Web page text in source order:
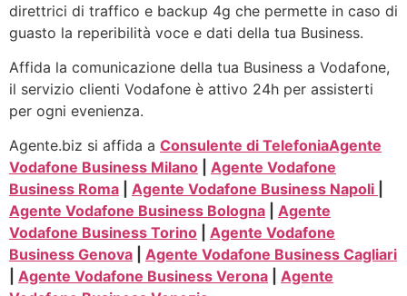
direttrici di traffico e backup 4g che permette in caso di
guasto la reperibilità voce e dati della tua Business.
Affida la comunicazione della tua Business a Vodafone,
il servizio clienti Vodafone è attivo 24h per assisterti
per ogni evenienza.
Agente.biz si affida a Consulente di TelefoniaAgente
Vodafone Business Milano
Agente Vodafone
Business Roma
Agente Vodafone Business Napoli
Agente Vodafone Business Bologna
Agente
Vodafone Business Torino
Agente Vodafone
Business Genova
Agente Vodafone Business Cagliari
Agente Vodafone Business Verona
Agente